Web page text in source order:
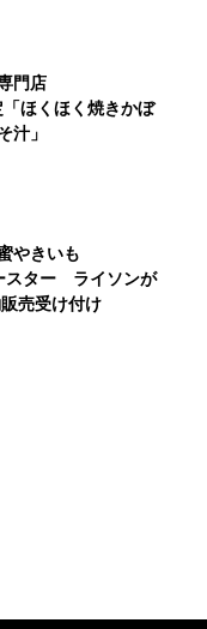
門店
ほくほく焼きかぼ
汁」
やきいも
スター ライソンが
売受け付け